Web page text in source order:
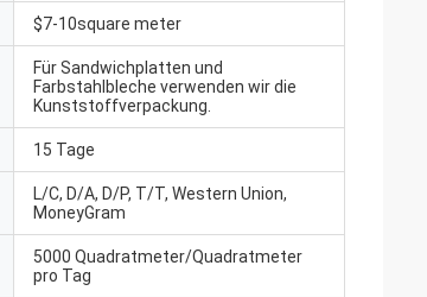
$7-10square meter
Für Sandwichplatten und
Farbstahlbleche verwenden wir die
Kunststoffverpackung.
15 Tage
L/C, D/A, D/P, T/T, Western Union,
MoneyGram
5000 Quadratmeter/Quadratmeter
pro Tag